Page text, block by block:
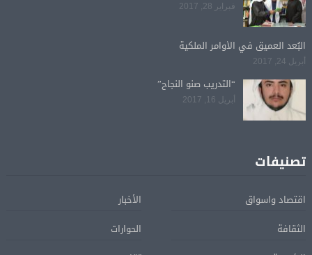
فبراير 28, 2017
البُعد العميق في الأوامر الملكية
أبريل 24, 2017
“التدريب صنو النجاح”
أبريل 16, 2017
تصنيفات
اقتصاد واسواق
الأخبار
الثقافة
الحوارات